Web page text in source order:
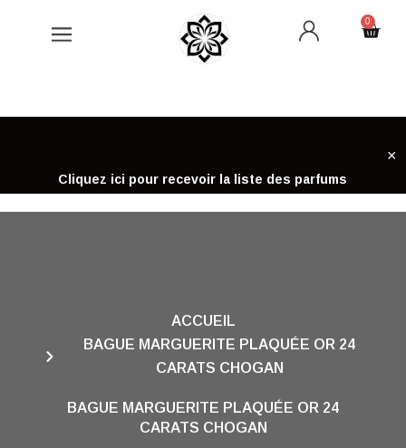
0
Cart
Cliquez ici pour recevoir la liste des parfums
×
ACCUEIL
BAGUE MARGUERITE PLAQUÉE OR 24
CARATS CHOGAN
BAGUE MARGUERITE PLAQUÉE OR 24
CARATS CHOGAN